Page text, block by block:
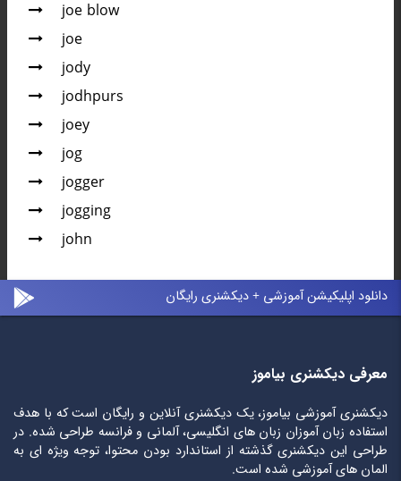
joe blow
joe
jody
jodhpurs
joey
jog
jogger
jogging
john
دانلود اپلیکیشن آموزشی + دیکشنری رایگان
معرفی دیکشنری بیاموز
دیکشنری آموزشی بیاموز، یک دیکشنری آنلاین و رایگان است که با هدف
استفاده زبان آموزان زبان های انگلیسی، آلمانی و فرانسه طراحی شده. در
طراحی این دیکشنری گذشته از استاندارد بودن محتوا، توجه ویژه ای به
المان های آموزشی شده است.